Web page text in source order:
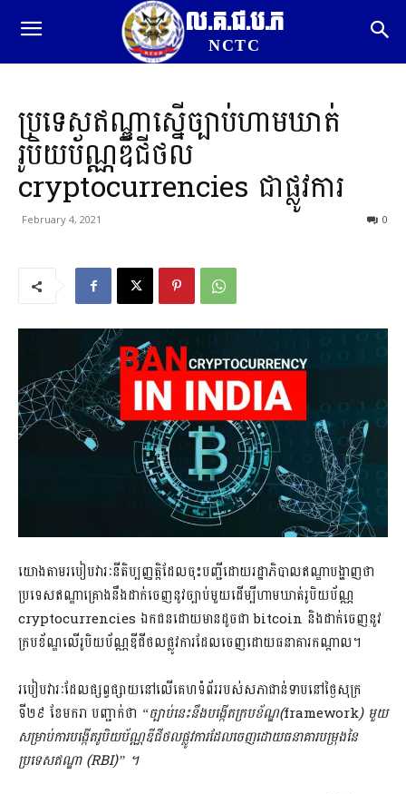
ល.គ.ជ.ប.ភ
NCTC
ប្រទេស​ឥណ្ឌា​ស្នើច្បាប់​ហាមឃាត់​
រូបិយប័ណ្ណ​ឌីជីថល
cryptocurrencies ជា​ផ្លូវការ
February 4, 2021 0
យោងតាម​របៀបវារៈ​នីតិប្បញ្ញត្តិ​ដែល​ចុះបញ្ជី​ដោយ​រដ្ឋាភិបាល​ឥណ្ឌា​បង្ហាញថា
ប្រទេស​ឥណ្ឌា​គ្រោង​នឹងដាក់​ចេញ​នូវ​ច្បាប់​មួយ​ដើម្បី​ហាមឃាត់​រូបិយប័ណ្ណ
cryptocurrencies ឯកជន​ដោយមាន​ដូចជា bitcoin និង​ដាក់ចេញ​នូវ​
ក្របខ័ណ្ឌ​លើ​រូបិយប័ណ្ណ​ឌីជីថល​ផ្លូវ​ការដែល​ចេញ​ដោយ​ធនាគារកណ្តាល។
របៀបវារៈ​ដែល​ផ្សព្វផ្សាយ​នៅលើ​គេហទំព័រ​របស់​សភា​ជាន់​ទាប​នៅ​ថ្ងៃ​សុក្រ
ទី២៩ ខែមករា បញ្ជាក់ថា “ច្បាប់​នេះ​នឹង​បង្កើត​ក្របខ័ណ្ឌ(framework) មួយ​
សម្រាប់​ការបង្កើត​រូបិយប័ណ្ណ​ឌីជីថល​ផ្លូវ​ការដែល​ចេញ​ដោយ​ធនាគារ​បម្រុង​នៃ​
ប្រទេស​ឥណ្ឌា (RBI)” ។